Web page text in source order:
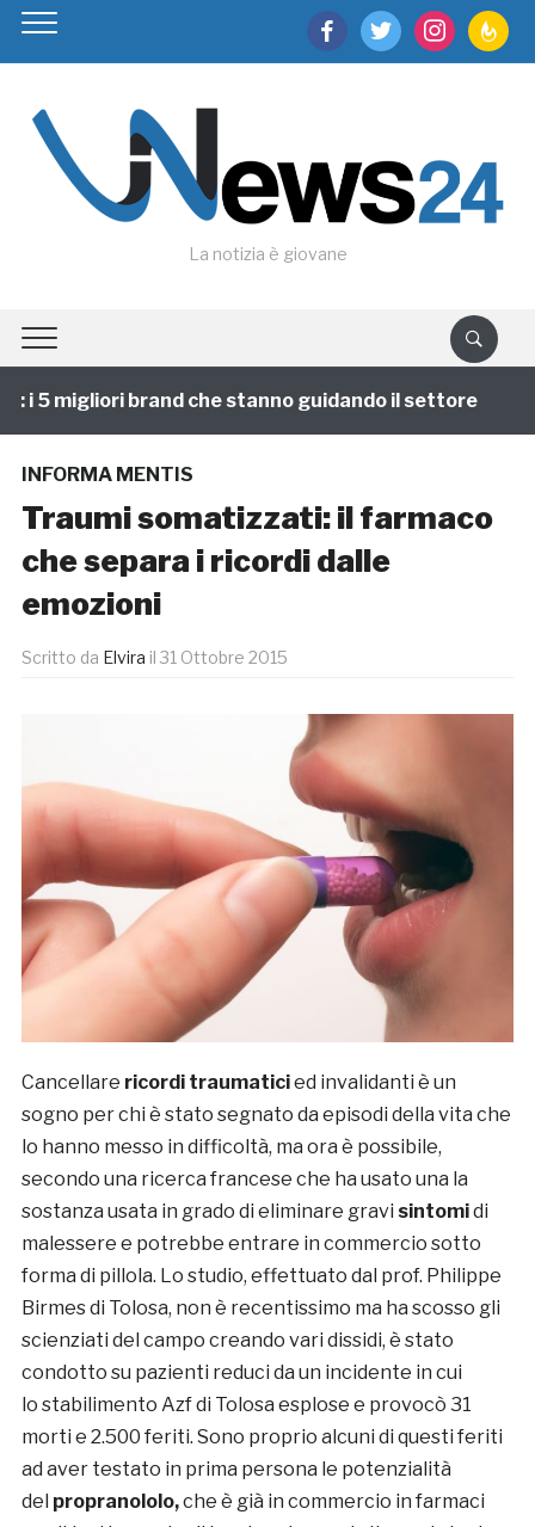
facebooktwitter instagram
La notizia è giovane
5 migliori brand che stanno guidando il settore
INFORMA MENTIS
Traumi somatizzati: il farmaco
che separa i ricordi dalle
emozioni
Scritto da Elvira il 31 Ottobre 2015
Cancellare ricordi traumaticied invalidanti è un
sogno per chi è stato segnato da episodi della vita che
lo hanno messo in difficoltà, ma ora è possibile,
secondo una ricerca francese che ha usato una la
sostanza usata in grado di eliminare gravi sintomidi
malessere e potrebbe entrare in commercio sotto
forma di pillola. Lo studio, effettuato dal prof. Philippe
Birmes di Tolosa, non è recentissimo ma ha scosso gli
scienziati del campo creando vari dissidi, è stato
condotto su pazienti reduci da un incidente in cui
lo stabilimento Azf di Tolosa esplose e provocò 31
morti e 2.500 feriti. Sono proprio alcuni di questi feriti
ad aver testato in prima persona le potenzialità
del propranololo,che è già in commercio in farmaci